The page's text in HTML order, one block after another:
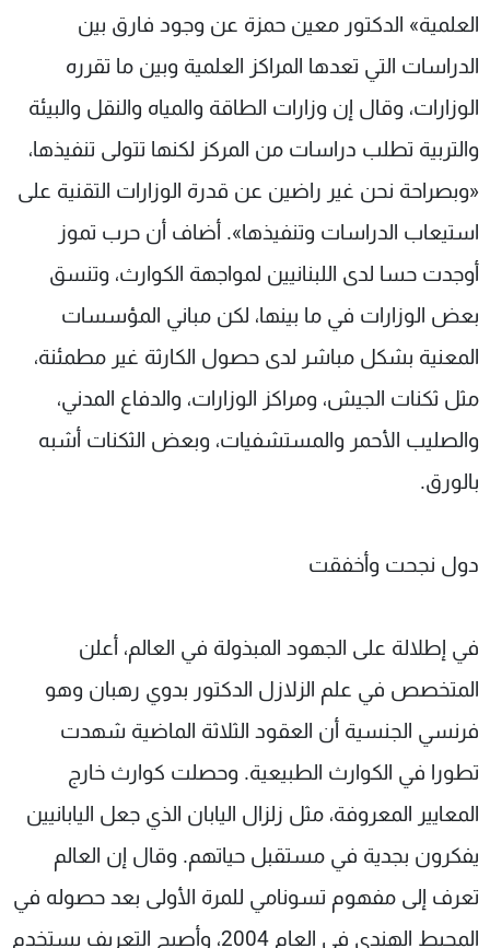
العلمية» الدكتور معين حمزة عن وجود فارق بين
الدراسات التي تعدها المراكز العلمية وبين ما تقرره
الوزارات، وقال إن وزارات الطاقة والمياه والنقل والبيئة
والتربية تطلب دراسات من المركز لكنها تتولى تنفيذها،
«وبصراحة نحن غير راضين عن قدرة الوزارات التقنية على
استيعاب الدراسات وتنفيذها». أضاف أن حرب تموز
أوجدت حسا لدى اللبنانيين لمواجهة الكوارث، وتنسق
بعض الوزارات في ما بينها، لكن مباني المؤسسات
المعنية بشكل مباشر لدى حصول الكارثة غير مطمئنة،
مثل ثكنات الجيش، ومراكز الوزارات، والدفاع المدني،
والصليب الأحمر والمستشفيات، وبعض الثكنات أشبه
بالورق.
دول نجحت وأخفقت
في إطلالة على الجهود المبذولة في العالم، أعلن
المتخصص في علم الزلازل الدكتور بدوي رهبان وهو
فرنسي الجنسية أن العقود الثلاثة الماضية شهدت
تطورا في الكوارث الطبيعية. وحصلت كوارث خارج
المعايير المعروفة، مثل زلزال اليابان الذي جعل اليابانيين
يفكرون بجدية في مستقبل حياتهم. وقال إن العالم
تعرف إلى مفهوم تسونامي للمرة الأولى بعد حصوله في
المحيط الهندي في العام 2004، وأصبح التعريف يستخدم